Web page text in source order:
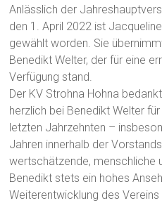
Anlässlich der
den 1. April 2022 ist
gewählt worden. Sie
Benedikt Welter, der für eine
Verfügung stand.
Der KV Strohna Hohna
herzlich bei Benedikt Welter
letzten Jahrzehnten –
Jahren innerhalb der
wertschätzende, menschliche
Benedikt stets ein hohes
Weiterentwicklung des